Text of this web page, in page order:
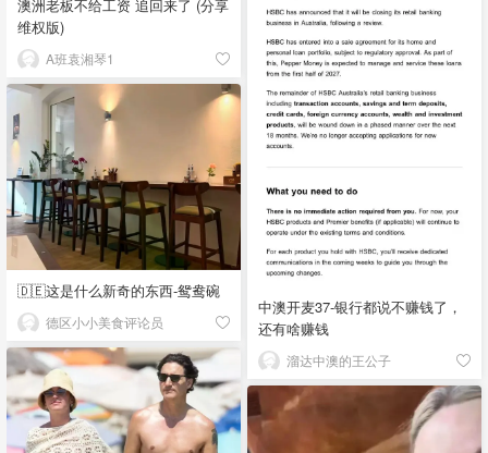
中澳开麦37-银行都说不赚钱了，
还有啥赚钱
溜达中澳的王公子
澳洲老板不给工资 追回来了 (分享
维权版)
A班袁湘琴1
🇩🇪这是什么新奇的东西-鸳鸯碗
德区小小美食评论员